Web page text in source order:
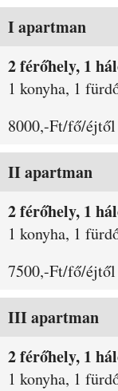
Szobák és árak
I apartman
2 férőhely, 1
1 konyha, 1
8000,-Ft/fő/éjtől
II apartman
2 férőhely, 1
1 konyha, 1
7500,-Ft/fő/éjtől
III apartman
2 férőhely, 1
1 konyha, 1